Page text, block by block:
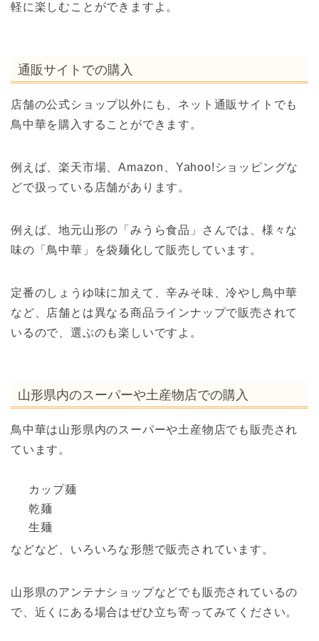
軽に楽しむことができますよ。
通販サイトでの購入
店舗の公式ショップ以外にも、ネット通販サイトでも
鳥中華を購入することができます。
例えば、楽天市場、Amazon、Yahoo!ショッピングな
どで扱っている店舗があります。
例えば、地元山形の「みうら食品」さんでは、様々な
味の「鳥中華」を袋麺化して販売しています。
定番のしょうゆ味に加えて、辛みそ味、冷やし鳥中華
など、店舗とは異なる商品ラインナップで販売されて
いるので、選ぶのも楽しいですよ。
山形県内のスーパーや土産物店での購入
鳥中華は山形県内のスーパーや土産物店でも販売され
ています。
カップ麺
乾麺
生麺
などなど、いろいろな形態で販売されています。
山形県のアンテナショップなどでも販売されているの
で、近くにある場合はぜひ立ち寄ってみてください。